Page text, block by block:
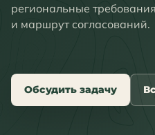
региональные
и маршрут согласований.
Обсудить задачу